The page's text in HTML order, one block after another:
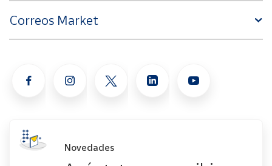
Correos Market
Novedades